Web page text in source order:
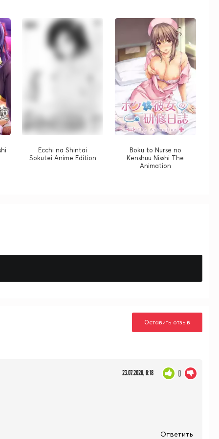
Ecchi na Shintai
Sokutei Anime Edition
Boku to Nurse no
Kenshuu Nisshi The
Animation
Оставить отзыв
23.07.2026, 6:18 0
Ответить